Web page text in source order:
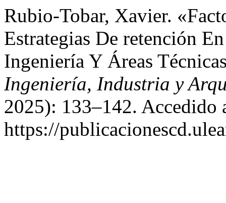
Rubio-Tobar, Xavier.
Estrategias De retención
Ingeniería Y Áreas
Ingeniería, Industria y
2025): 133–142. Accedido
https://